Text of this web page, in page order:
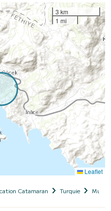
3 km
1 mi
Leaflet
Catamaran Turquie Muğla